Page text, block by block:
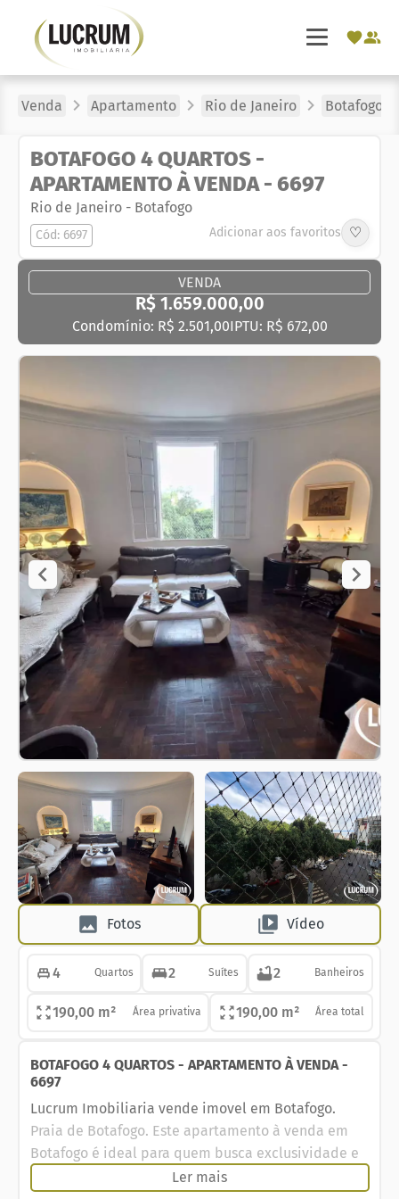
Venda Apartamento Rio de Janeiro Botafogo
BOTAFOGO 4 QUARTOS -
APARTAMENTO À VENDA - 6697
Rio de Janeiro- Botafogo
Adicionar aos favoritos ♡
Cód: 6697
VENDA
R$ 1.659.000,00
Condomínio: R$ 2.501,00IPTU: R$ 672,00
Fotos Vídeo
4 Quartos 2 Suítes 2 Banheiros
190,00 m² Área privativa 190,00 m² Área total
BOTAFOGO 4 QUARTOS - APARTAMENTO À VENDA -
6697
Lucrum Imobiliaria vende imovel em Botafogo.
Praia de Botafogo. Este apartamento à venda em
Botafogo é ideal para quem busca exclusividade e
sofisticação. São apenas 8 unidades no prédio —
Ler mais